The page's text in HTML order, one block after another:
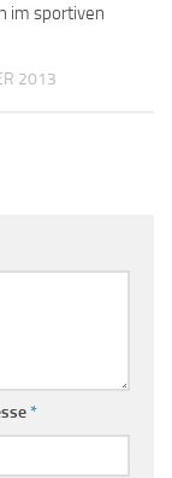
im sportiven
2013
*